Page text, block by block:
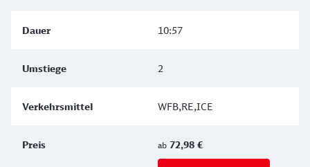
10:57
2
WFB,RE,ICE
ab 72,98 €